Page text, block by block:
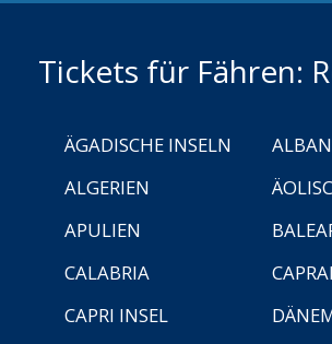
Tickets für Fähren:
ÄGADISCHE INSELN
ALGERIEN
APULIEN
CALABRIA
CAPRI INSEL